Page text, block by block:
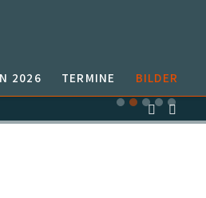
2026 TERMINE BILDER